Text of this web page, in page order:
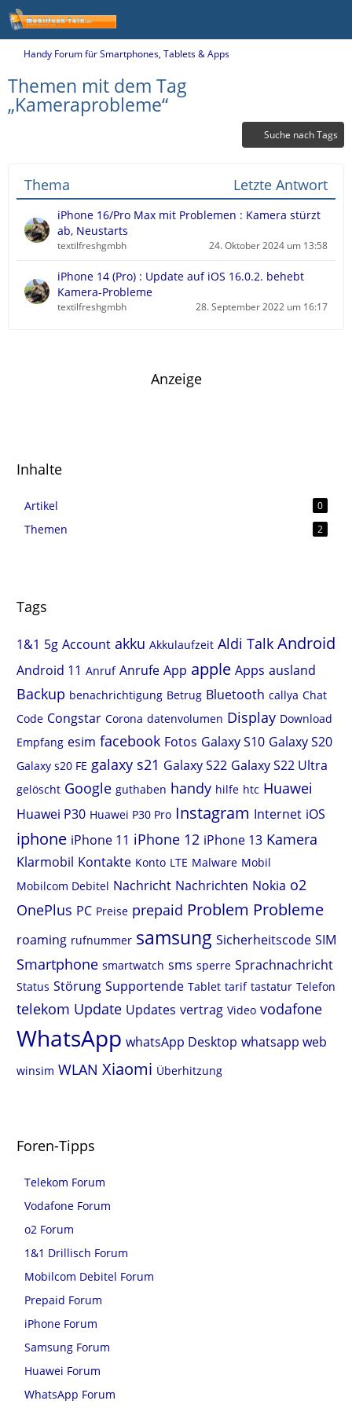
Handy Forum für Smartphones, Tablets & Apps
Themen mit dem Tag
„Kameraprobleme“
Suche nach Tags
Thema Letzte Antwort
iPhone 16/Pro Max mit Problemen : Kamera stürzt
ab, Neustarts
textilfreshgmbh 24. Oktober 2024 um 13:58
iPhone 14 (Pro) : Update auf iOS 16.0.2. behebt
Kamera-Probleme
textilfreshgmbh 28. September 2022 um 16:17
Anzeige
Inhalte
Artikel 0
Themen 2
Tags
1&1 5g Account akku Akkulaufzeit Aldi Talk Android
Android 11 Anruf Anrufe App apple Apps ausland
Backup benachrichtigung Betrug Bluetooth callya Chat
Code Congstar Corona datenvolumen Display Download
Empfang esim facebook Fotos Galaxy S10 Galaxy S20
Galaxy s20 FE galaxy s21 Galaxy S22 Galaxy S22 Ultra
gelöscht Google guthaben handy hilfe htc Huawei
Huawei P30 Huawei P30 Pro Instagram Internet iOS
iphone iPhone 11 iPhone 12 iPhone 13 Kamera
Klarmobil Kontakte Konto LTE Malware Mobil
Mobilcom Debitel Nachricht Nachrichten Nokia o2
OnePlus PC Preise prepaid Problem Probleme
roaming rufnummer samsung Sicherheitscode SIM
Smartphone smartwatch sms sperre Sprachnachricht
Status Störung Supportende Tablet tarif tastatur Telefon
telekom Update Updates vertrag Video vodafone
WhatsApp whatsApp Desktop whatsapp web
winsim WLAN Xiaomi Überhitzung
Foren-Tipps
Telekom Forum
Vodafone Forum
o2 Forum
1&1 Drillisch Forum
Mobilcom Debitel Forum
Prepaid Forum
iPhone Forum
Samsung Forum
Huawei Forum
WhatsApp Forum